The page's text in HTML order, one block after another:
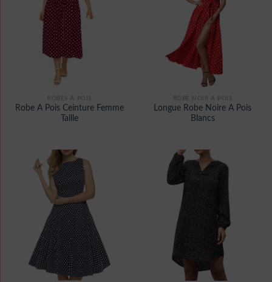
ROBES À POIS
Robe A Pois Ceinture Femme
Taille
ROBE NOIR A POIS
Longue Robe Noire A Pois
Blancs